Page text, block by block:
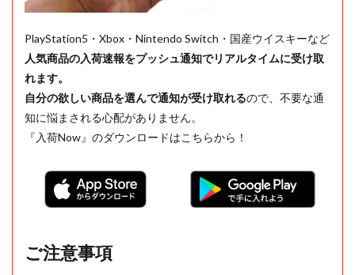
PlayStation5・Xbox・Nintendo Switch・国産ウイスキーなど
人気商品の入荷速報をプッシュ通知でリアルタイムに受け取
れます。
自分の欲しい商品を選んで通知が受け取れるので、不要な通
知に悩まされる心配がありません。
『入荷Now』のダウンロードはこちらから！
ご注意事項